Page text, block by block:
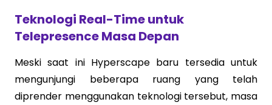
Teknologi Real-Time untuk
Telepresence Masa Depan
Meski saat ini Hyperscape baru tersedia untuk
mengunjungi beberapa ruang yang telah
diprender menggunakan teknologi tersebut, masa